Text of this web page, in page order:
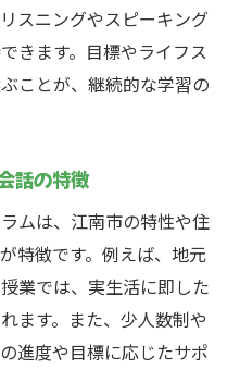
スニングやスピーキング
きます。目標やライフス
ことが、継続的な学習の
話の特徴
ムは、江南市の特性や住
特徴です。例えば、地元
業では、実生活に即した
ます。また、少人数制や
進度や目標に応じたサポ